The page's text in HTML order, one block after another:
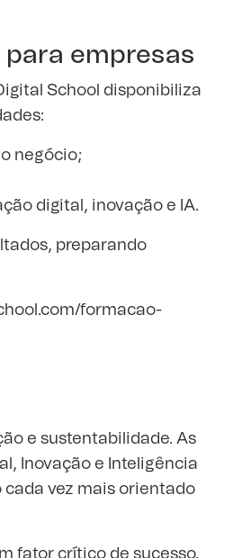
empresas
School disponibiliza
negócio;
digital, inovação e IA.
preparando
formacao-
e sustentabilidade. As
Inovação e Inteligência
vez mais orientado
fator crítico de sucesso.